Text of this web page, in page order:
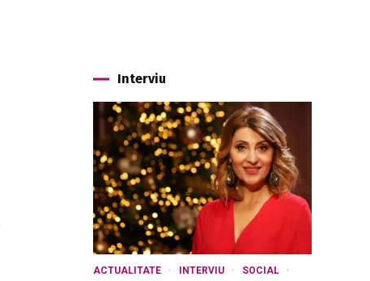
Interviu
ACTUALITATE INTERVIU
SOCIAL